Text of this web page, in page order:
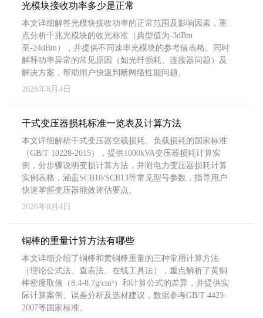
光模块接收功率多少是正常
本文详细解答光模块接收功率的正常范围及影响因素，重
点分析千兆光模块的收光标准（典型值为-3dBm
至-24dBm），并提供不同速率光模块的参考值表格。同时
解释功率异常的常见原因（如光纤损耗、连接器问题）及
解决方案，帮助用户快速判断网络性能问题。
2026年8月4日
干式变压器损耗标准一览表及计算方法
本文详细解析干式变压器空载损耗、负载损耗的国家标准
（GB/T 10228-2015），提供1000kVA变压器损耗计算实
例，分步骤说明变损计算方法，并附电力变压器损耗计算
实例表格，涵盖SCB10/SCB13等常见型号参数，指导用户
快速掌握变压器能效评估要点。
2026年8月4日
铜棒的重量计算方法有哪些
本文详细介绍了铜棒和黄铜棒重量的三种常用计算方法
（理论公式法、查表法、在线工具法），重点解析了黄铜
棒密度取值（8.4-8.7g/cm³）和计算公式的差异，并提供实
际计算案例、误差分析及选材建议，数据参考GB/T 4423-
2007等国家标准。